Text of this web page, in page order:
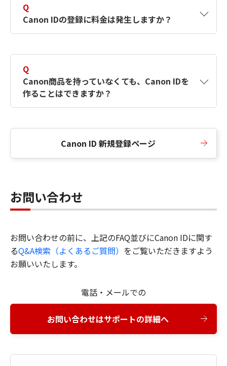
択したサービスから取得します。アカウントを
簡単に作成できるように、この情報を使用して
Canon IDの登録フォームを入力します。
Q
Canon IDの登録に料金は発生しますか？
Q
Canon商品を持っていなくても、Canon IDを
作ることはできますか？
Canon ID 新規登録ページ
お問い合わせ
お問い合わせの前に、上記のFAQ並びにCanon IDに関す
るQ&A検索（よくあるご質問） をご覧いただきますよう
お願いいたします。
電話・メールでの
お問い合わせはサポートの詳細へ